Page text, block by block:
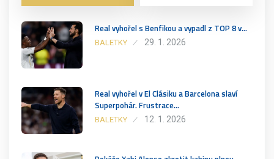
Real vyhořel s Benfikou a vypadl z TOP 8 v…
BALETKY 29. 1. 2026
Real vyhořel v El Clásiku a Barcelona slaví
Superpohár. Frustrace…
BALETKY 12. 1. 2026